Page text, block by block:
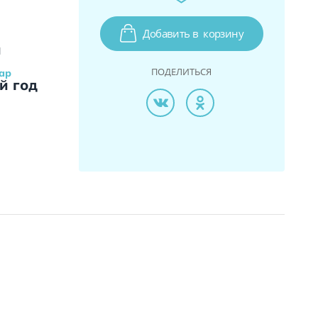
год
Добавить в корзину
ПОДЕЛИТЬСЯ